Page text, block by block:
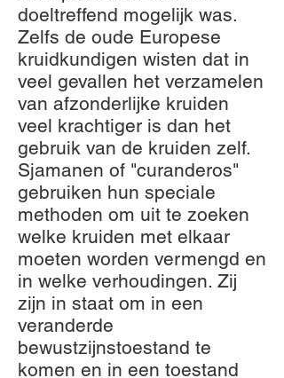
doeltreffend mogelijk was.
Zelfs de oude Europese
kruidkundigen wisten dat in
veel gevallen het verzamelen
van afzonderlijke kruiden
veel krachtiger is dan het
gebruik van de kruiden zelf.
Sjamanen of "curanderos"
gebruiken hun speciale
methoden om uit te zoeken
welke kruiden met elkaar
moeten worden vermengd en
in welke verhoudingen. Zij
zijn in staat om in een
veranderde
bewustzijnstoestand te
komen en in een toestand